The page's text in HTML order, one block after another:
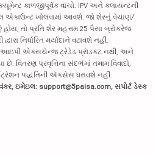
કાળજીપૂર્વક વાંચો. IPV અને ક્લાયન્ટની
એકાઉન્ટ ખોલવામાં આવશે. જો શેરનું વેચાણ/
તો પ્રતિ શેર મહત્તમ 25 પૈસા બ્રોકરેજ
નિર્ધારિત મર્યાદાને વટાવશે નહીં.
એક્સચેન્જ ટ્રેડેડ પ્રૉડક્ટ નથી, અને
છે. વિતરણ પ્રવૃત્તિના સંદર્ભમાં તમામ વિવાદો,
પદ્ધતિની ઍક્સેસ ધરાવશે નહીં.
ઇમેઇલ: support@5paisa.com, સપોર્ટ ડેસ્ક